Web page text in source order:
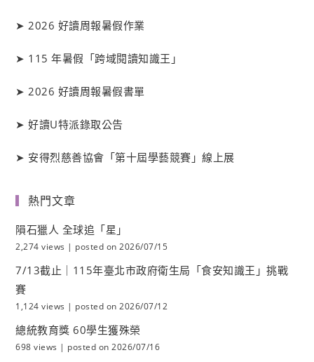
➤ 2026 好讀周報暑假作業
➤ 115 年暑假「跨域閱讀知識王」
➤ 2026 好讀周報暑假書單
➤好讀U特派錄取公告
➤ 安得烈慈善協會「第十屆學藝競賽」線上展
熱門文章
隕石獵人 全球追「星」
2,274 views | posted on 2026/07/15
7/13截止｜115年臺北市政府衛生局「食安知識王」挑戰
賽
1,124 views | posted on 2026/07/12
總統教育獎 60學生獲殊榮
698 views | posted on 2026/07/16